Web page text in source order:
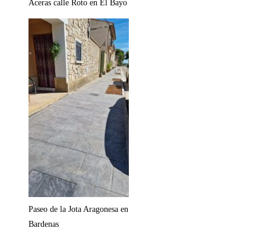
Aceras calle Roto en El Bayo
Paseo de la Jota Aragonesa en
Bardenas